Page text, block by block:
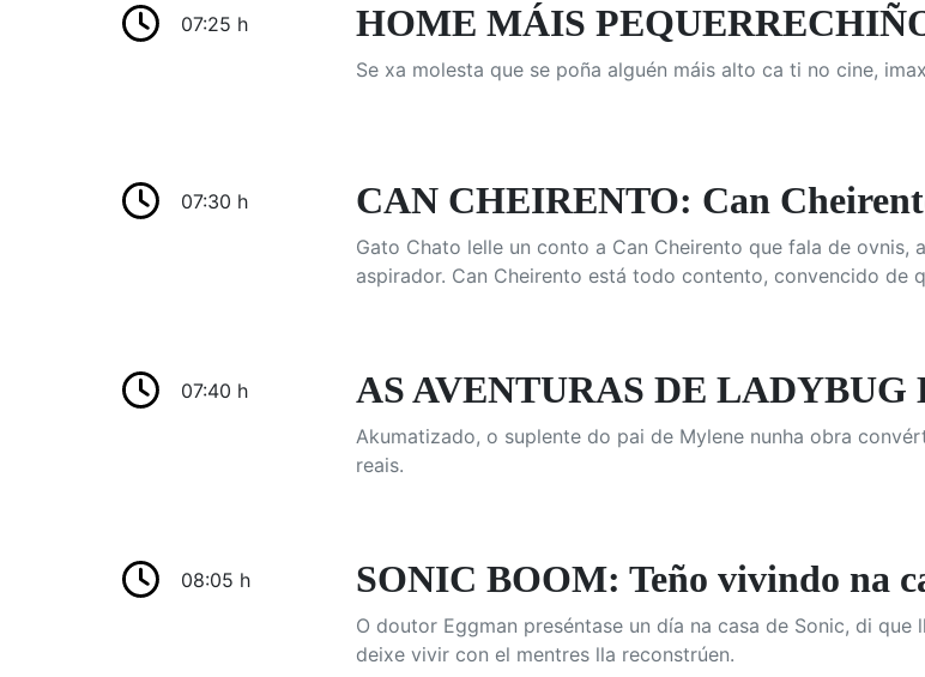
07:25 h HOME MÁIS
Se xa molesta que se poña alguén máis alto ca ti no cine,
07:30 h CAN CHEIRENTO: Can
Gato Chato lelle un conto a Can Cheirento que fala de
aspirador. Can Cheirento está todo contento, convencido de
07:40 h AS AVENTURAS DE
Akumatizado, o suplente do pai de Mylene nunha obra
reais.
08:05 h SONIC BOOM: Teño vivindo na
O doutor Eggman preséntase un día na casa de Sonic, di
deixe vivir con el mentres lla reconstrúen.